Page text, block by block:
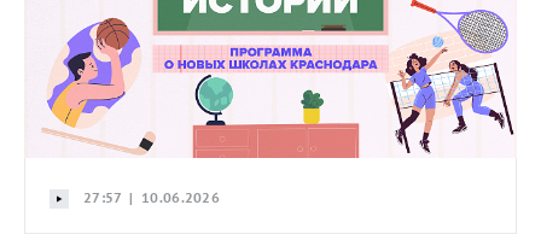
27:57 | 10.06.2026